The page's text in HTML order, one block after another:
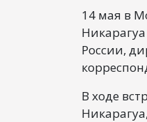
14 мая в
России,
В ходе